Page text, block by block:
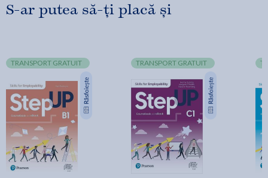
S-ar putea să-ți placă și
TRANSPORT GRATUIT TRANSPORT GRATUIT